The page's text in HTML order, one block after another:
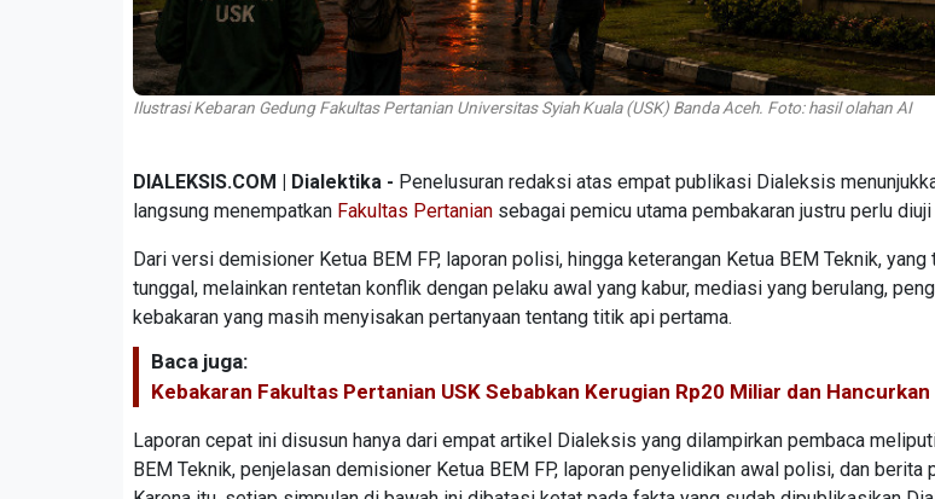
Ilustrasi Kebaran Gedung Fakultas Pertanian Universitas Syiah Kuala (USK) Banda Aceh. Foto: hasil olahan AI
DIALEKSIS.COM | Dialektika - Penelusuran redaksi atas empat publikasi Dialeksis
langsung menempatkan Fakultas Pertanian sebagai pemicu utama pembakaran justru perlu diuji
Dari versi demisioner Ketua BEM FP, laporan polisi, hingga keterangan Ketua BEM Teknik, yang
tunggal, melainkan rentetan konflik dengan pelaku awal yang kabur, mediasi yang berulang,
kebakaran yang masih menyisakan pertanyaan tentang titik api pertama.
Baca juga:
Kebakaran Fakultas Pertanian USK Sebabkan Kerugian Rp20 Miliar dan
Laporan cepat ini disusun hanya dari empat artikel Dialeksis yang dilampirkan pembaca
BEM Teknik, penjelasan demisioner Ketua BEM FP, laporan penyelidikan awal polisi, dan berita